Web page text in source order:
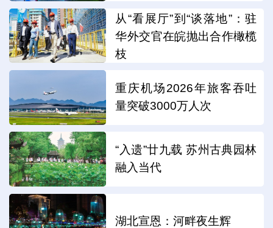
从“看展厅”到“谈落地”：驻
华外交官在皖抛出合作橄榄
枝
重庆机场2026年旅客吞吐
量突破3000万人次
“入遗”廿九载 苏州古典园林
融入当代
湖北宣恩：河畔夜生辉